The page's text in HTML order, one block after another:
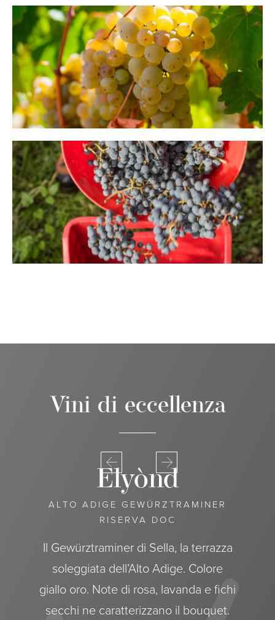
Vini di eccellenza
Elyònd
ALTO ADIGE GEWÜRZTRAMINER
RISERVA DOC
Il Gewürztraminer di Sella, la terrazza
soleggiata dell’Alto Adige. Colore
giallo oro. Note di rosa, lavanda e fichi
secchi ne caratterizzano il bouquet.